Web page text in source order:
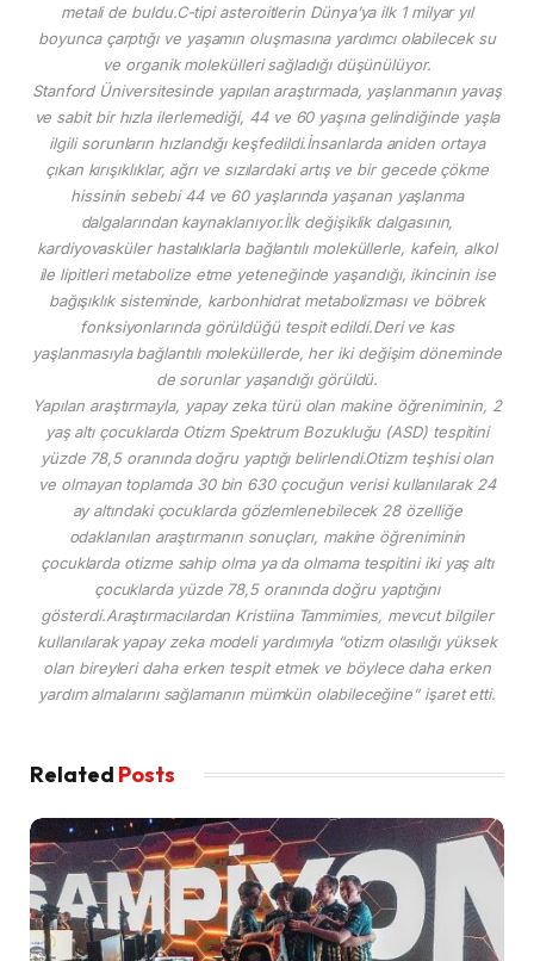
metali de buldu.C-tipi asteroitlerin Dünya’ya ilk 1 milyar yıl
boyunca çarptığı ve yaşamın oluşmasına yardımcı olabilecek su
ve organik molekülleri sağladığı düşünülüyor.
Stanford Üniversitesinde yapılan araştırmada, yaşlanmanın yavaş
ve sabit bir hızla ilerlemediği, 44 ve 60 yaşına gelindiğinde yaşla
ilgili sorunların hızlandığı keşfedildi.İnsanlarda aniden ortaya
çıkan kırışıklıklar, ağrı ve sızılardaki artış ve bir gecede çökme
hissinin sebebi 44 ve 60 yaşlarında yaşanan yaşlanma
dalgalarından kaynaklanıyor.İlk değişiklik dalgasının,
kardiyovasküler hastalıklarla bağlantılı moleküllerle, kafein, alkol
ile lipitleri metabolize etme yeteneğinde yaşandığı, ikincinin ise
bağışıklık sisteminde, karbonhidrat metabolizması ve böbrek
fonksiyonlarında görüldüğü tespit edildi.Deri ve kas
yaşlanmasıyla bağlantılı moleküllerde, her iki değişim döneminde
de sorunlar yaşandığı görüldü.
Yapılan araştırmayla, yapay zeka türü olan makine öğreniminin, 2
yaş altı çocuklarda Otizm Spektrum Bozukluğu (ASD) tespitini
yüzde 78,5 oranında doğru yaptığı belirlendi.Otizm teşhisi olan
ve olmayan toplamda 30 bin 630 çocuğun verisi kullanılarak 24
ay altındaki çocuklarda gözlemlenebilecek 28 özelliğe
odaklanılan araştırmanın sonuçları, makine öğreniminin
çocuklarda otizme sahip olma ya da olmama tespitini iki yaş altı
çocuklarda yüzde 78,5 oranında doğru yaptığını
gösterdi.Araştırmacılardan Kristiina Tammimies, mevcut bilgiler
kullanılarak yapay zeka modeli yardımıyla “otizm olasılığı yüksek
olan bireyleri daha erken tespit etmek ve böylece daha erken
yardım almalarını sağlamanın mümkün olabileceğine” işaret etti.
Related Posts